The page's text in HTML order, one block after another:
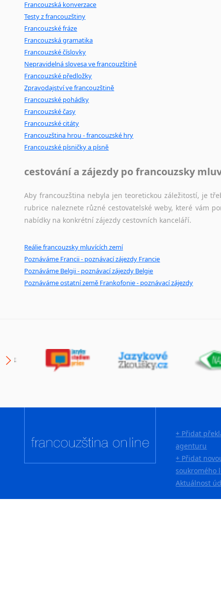
Francouzská konverzace
Testy z francouzštiny
Francouzské fráze
Francouzská gramatika
Francouzské číslovky
Nepravidelná slovesa ve francouzštině
Francouzské předložky
Zpravodajství ve francouzštině
Francouzské pohádky
Francouzské časy
Francouzské citáty
Francouzština hrou - francouzské hry
Francouzské písničky a písně
cestování a zájezdy po francouzsky
Aby francouzština nebyla jen teoretickou záležitostí, je
rubrice naleznete různé cestovatelské weby, které vám
nabídky na konkrétní zájezdy cestovních kanceláří.
Reálie francouzsky mluvících zemí
Poznáváme Francii - poznávací zájezdy Francie
Poznáváme Belgii - poznávací zájezdy Belgie
Poznáváme ostatní země Frankofonie - poznávací zájezdy
+ Přidat
agenturu
+ Přidat
soukromého
Aktuálnost